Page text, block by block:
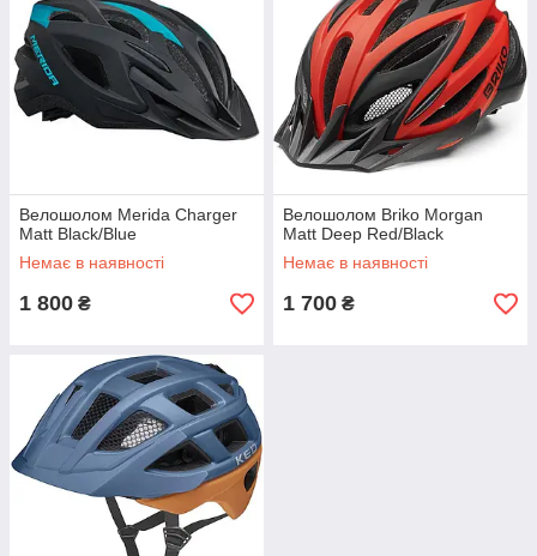
Велошолом Merida Charger
Matt Black/Blue
Немає в наявності
1 800 ₴
Велошолом Briko Morgan
Matt Deep Red/Black
Немає в наявності
1 700 ₴